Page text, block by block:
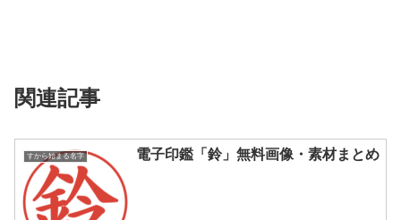
関連記事
すから始まる名字 電子印鑑「鈴」無料画像・素材まとめ